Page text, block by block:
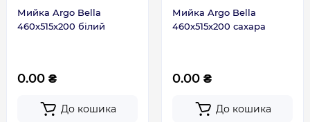
Мийка Argo Bella
460х515х200 білий
0.00 ₴
До кошика
Мийка Argo Bella
460х515х200 сахара
0.00 ₴
До кошика